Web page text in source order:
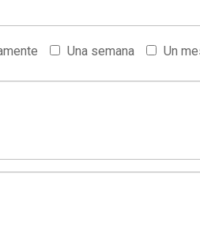
Una semana Un